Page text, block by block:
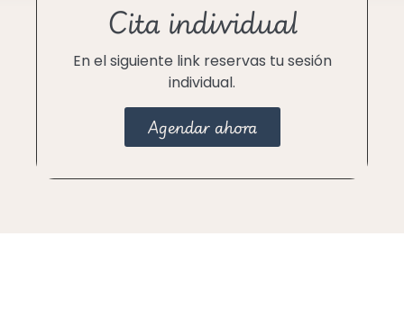
Cita individual
En el siguiente link reservas tu sesión
individual.
Agendar ahora